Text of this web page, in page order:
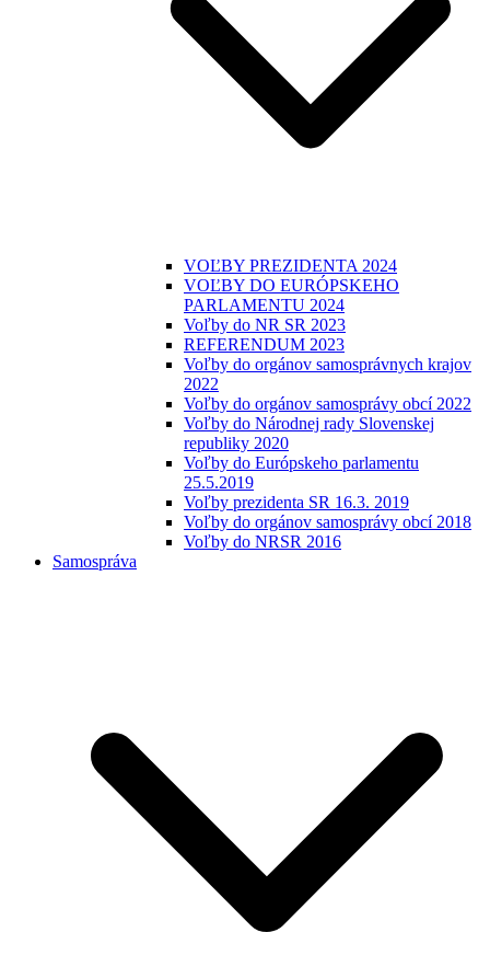
VOĽBY PREZIDENTA 2024
VOĽBY DO EURÓPSKEHO
PARLAMENTU 2024
Voľby do NR SR 2023
REFERENDUM 2023
Voľby do orgánov samosprávnych krajov
2022
Voľby do orgánov samosprávy obcí 2022
Voľby do Národnej rady Slovenskej
republiky 2020
Voľby do Európskeho parlamentu
25.5.2019
Voľby prezidenta SR 16.3. 2019
Voľby do orgánov samosprávy obcí 2018
Voľby do NRSR 2016
Samospráva